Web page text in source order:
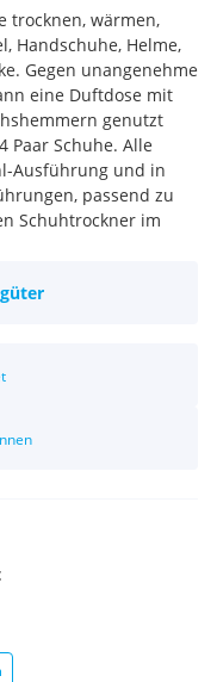
trocknen, wärmen,
Handschuhe, Helme,
Gegen unangenehme
eine Duftdose mit
genutzt
Paar Schuhe. Alle
Ausführung und in
passend zu
Schuhtrockner im
und Bakterien
auch auf Jäger,
einen
sind für uns ein